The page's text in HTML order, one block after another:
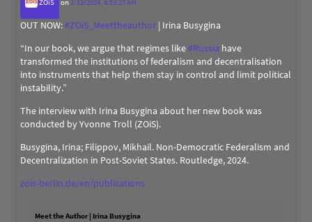
OUT NOW:#ZOiS_Meettheauthor | Irina Busygina
“In our book, we argue that regimes like#Russia have
transformed the institutions of federalism and decentralisation
into instruments that help them stay in control and limit political
instability.”
The interview with Irina Busygina about her new book was
conducted by Yvonne Troll (ZOiS).
Busygina, Irina; Filippov, Mikhail. Non-Democratic Federalism and
Decentralization in Post-Soviet States. Routledge, 2024.
zois-berlin.de/en/publications
Meet the Author | Irina Busygina